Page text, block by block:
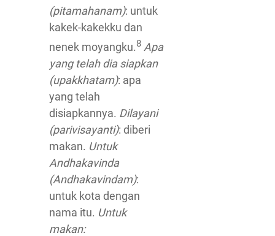
(pitamahanam): untuk
kakek-kakekku dan
nenek moyangku.8 Apa
yang telah dia siapkan
(upakkhatam): apa
yang telah
disiapkannya. Dilayani
(parivisayanti): diberi
makan. Untuk
Andhakavinda
(Andhakavindam):
untuk kota dengan
nama itu. Untuk
makan: